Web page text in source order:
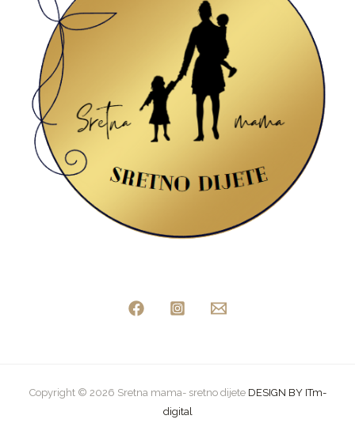
Copyright © 2026 Sretna mama- sretno dijete DESIGN BY ITm-
digital